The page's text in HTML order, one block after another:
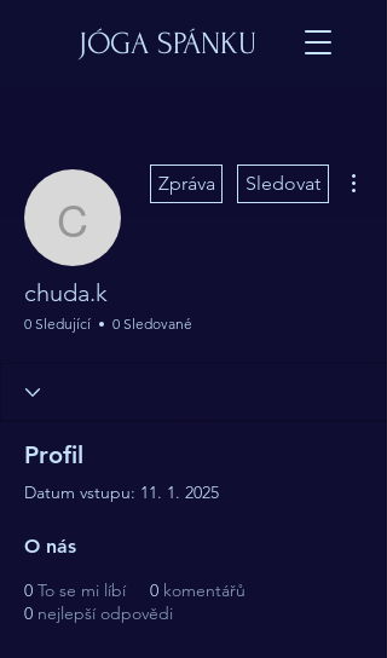
JÓGA SPÁNKU
chuda.k
Zpráva Sledovat
chuda.k
0 Sledující 0 Sledované
Profil
Datum vstupu: 11. 1. 2025
O nás
0 To se mi líbí 0 komentářů
0 nejlepší odpovědi